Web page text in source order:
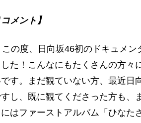
メント】
の度、日向坂46初のドキュメ
た！こんなにもたくさんの方々
す。まだ観ていない方、最近
し、既に観てくださった方も、
はファーストアルバム「ひなた